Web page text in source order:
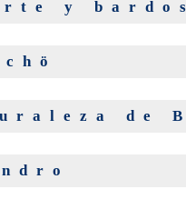
y bardos
de